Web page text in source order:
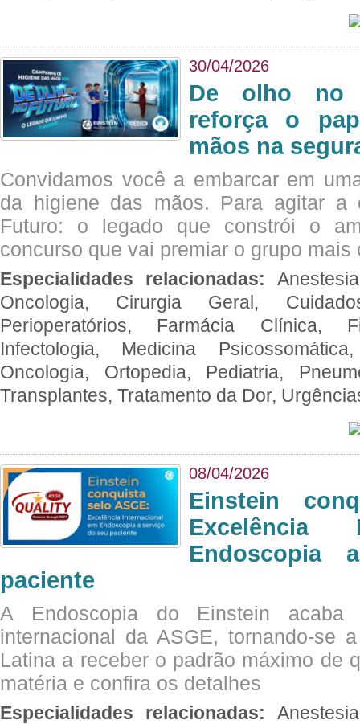
30/04/2026
De olho no
reforça o
mãos na
Convidamos você a embarcar em
da higiene das mãos. Para agitar a
Futuro: o legado que constrói o
concurso que vai premiar o grupo mais
Especialidades relacionadas:
Oncologia, Cirurgia Geral,
Perioperatórios, Farmácia Clínica,
Infectologia, Medicina
Oncologia, Ortopedia, Pediatria,
Transplantes, Tratamento da Dor,
08/04/2026
Einstein
Excelência
Endoscopia
paciente
A Endoscopia do Einstein
internacional da ASGE, tornando-se
Latina a receber o padrão máximo de
matéria e confira os detalhes
Especialidades relacionadas: